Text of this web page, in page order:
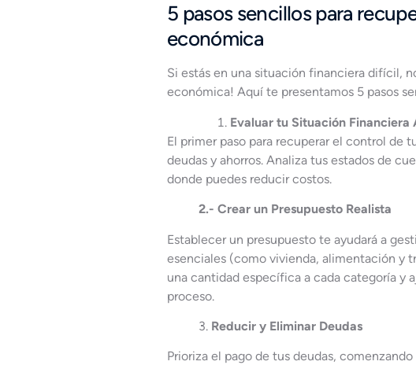
5 pasos sencillos para
económica
Si estás en una situación financiera difícil,
económica! Aquí te presentamos 5 pasos
Evaluar tu Situación Financiera
El primer paso para recuperar el control de
deudas y ahorros. Analiza tus estados de
donde puedes reducir costos.
2.- Crear un Presupuesto Realista
Establecer un presupuesto te ayudará a
esenciales (como vivienda, alimentación y
una cantidad específica a cada categoría y
proceso.
3. Reducir y Eliminar Deudas
Prioriza el pago de tus deudas,